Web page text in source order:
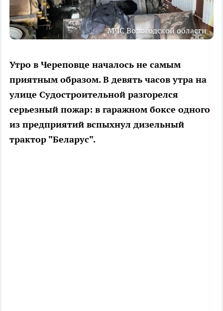
МЧС Вологодской области
Утро в Череповце началось не самым
приятным образом. В девять часов утра на
улице Судостроительной разгорелся
серьезный пожар: в гаражном боксе одного
из предприятий вспыхнул дизельный
трактор "Беларус".